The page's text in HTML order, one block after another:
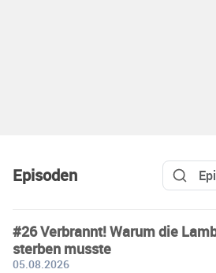
Episoden
#26 Verbrannt! Warum die
sterben musste
05.08.2026